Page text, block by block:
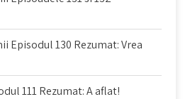
Episodul 130 Rezumat: Vrea
111 Rezumat: A aflat!